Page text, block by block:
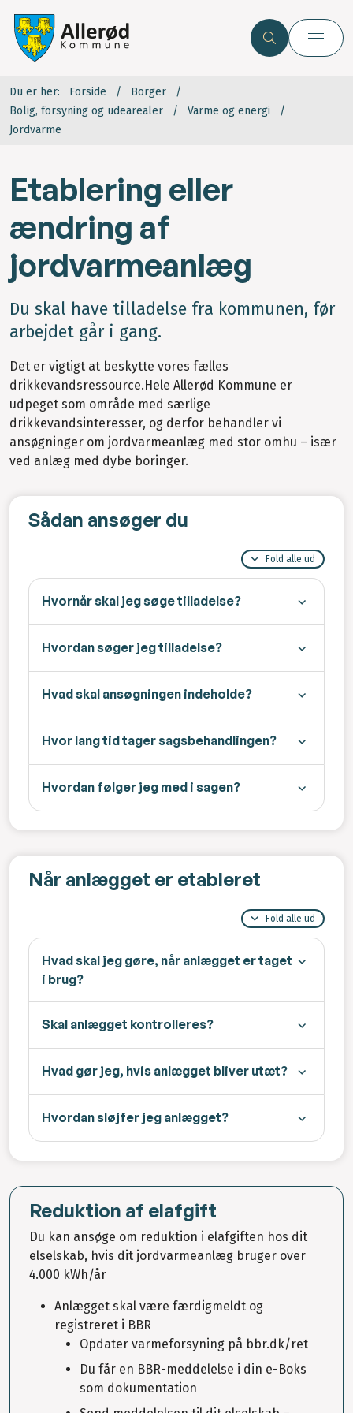
Du er her: Forside
Borger
Bolig, forsyning og udearealer
Varme og energi
Jordvarme
Etablering eller
ændring af
jordvarmeanlæg
Du skal have tilladelse fra kommunen, før
arbejdet går i gang.
Det er vigtigt at beskytte vores fælles
drikkevandsressource.Hele Allerød Kommune er
udpeget som område med særlige
drikkevandsinteresser, og derfor behandler vi
ansøgninger om jordvarmeanlæg med stor omhu – især
ved anlæg med dybe boringer.
Sådan ansøger du
Fold alle ud
Hvornår skal jeg søge tilladelse?
Hvordan søger jeg tilladelse?
Hvad skal ansøgningen indeholde?
Hvor lang tid tager sagsbehandlingen?
Hvordan følger jeg med i sagen?
Når anlægget er etableret
Fold alle ud
Hvad skal jeg gøre, når anlægget er taget
i brug?
Skal anlægget kontrolleres?
Hvad gør jeg, hvis anlægget bliver utæt?
Hvordan sløjfer jeg anlægget?
Reduktion af elafgift
Du kan ansøge om reduktion i elafgiften hos dit
elselskab, hvis dit jordvarmeanlæg bruger over
4.000 kWh/år
Anlægget skal være færdigmeldt og
registreret i BBR
Opdater varmeforsyning på bbr.dk/ret
Du får en BBR-meddelelse i din e-Boks
som dokumentation